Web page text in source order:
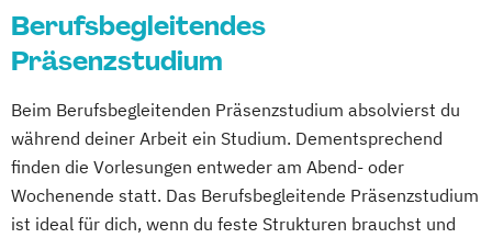
Berufsbegleitendes
Präsenzstudium
Beim Berufsbegleitenden Präsenzstudium absolvierst du
während deiner Arbeit ein Studium. Dementsprechend
finden die Vorlesungen entweder am Abend- oder
Wochenende statt. Das Berufsbegleitende Präsenzstudium
ist ideal für dich, wenn du feste Strukturen brauchst und